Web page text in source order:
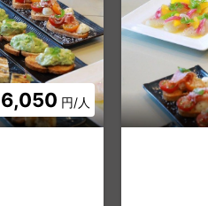
6,050 円/人